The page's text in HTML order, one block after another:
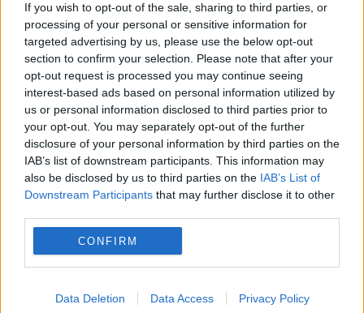
If you wish to opt-out of the sale, sharing to third parties, or
processing of your personal or sensitive information for
targeted advertising by us, please use the below opt-out
section to confirm your selection. Please note that after your
opt-out request is processed you may continue seeing
interest-based ads based on personal information utilized by
us or personal information disclosed to third parties prior to
your opt-out. You may separately opt-out of the further
disclosure of your personal information by third parties on the
IAB’s list of downstream participants. This information may
also be disclosed by us to third parties on the IAB’s List of
Downstream Participants that may further disclose it to other
CONFIRM
Data Deletion Data Access Privacy Policy
apărare. Ministrul Economiei anunță consultări
la ROMAERO pentru modernizarea ROMARM
pierderea a 5,8 miliarde de euro din PNRR și a